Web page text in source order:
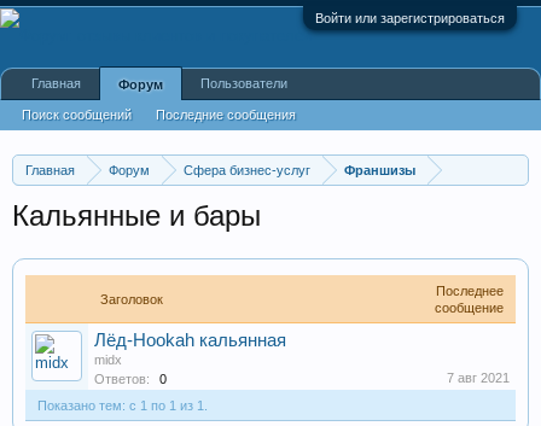
Войти или зарегистрироваться
Главная Форум Сфера бизнес-услуг Франшизы
Кальянные и бары
Заголовок
Последнее
сообщение
Лёд-Hookah кальянная
midx
Ответов:
0
7 авг 2021
Показано тем: с 1 по 1 из 1.
Главная Форум
Поиск сообщений Последние сообщения
Пользователи